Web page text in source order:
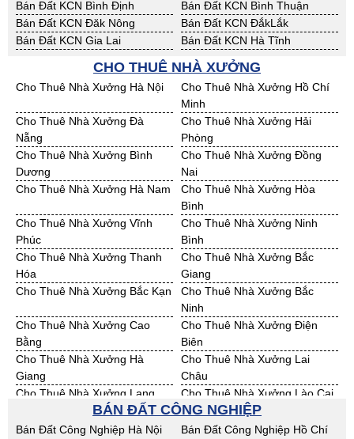
Bán Đất KCN Bình Định
Bán Đất KCN Bình Thuận
Bán Đất KCN Đăk Nông
Bán Đất KCN ĐắkLắk
Bán Đất KCN Gia Lai
Bán Đất KCN Hà Tĩnh
Bán Đất KCN Nghệ An
Bán Đất KCN Ninh Thuận
Bán Đất KCN Phú Yên
Bán Đất KCN Quảng Bình
Bán Đất KCN Quảng Nam
Bán Đất KCN Quảng Ngãi
Bán Đất KCN Bà Rịa - VT
Bán Đất KCN Cần Thơ
Bán Đất KCN An Giang
Bán Đất KCN Bạc Liêu
Bán Đất KCN Bến Tre
Bán Đất KCN Bình Phước
Bán Đất KCN Cà Mau
Bán Đất KCN Đồng Tháp
Bán Đất KCN Hậu Giang
Bán Đất KCN Kiên Giang
Bán Đất KCN Long An
Bán Đất KCN Sóc Trăng
Bán Đất KCN Tây Ninh
Bán Đất KCN Tiền Giang
Bán Đất KCN Trà Vinh
Bán Đất KCN Vĩnh Long
Bán Đất KCN Hải Dương
Bán Đất KCN Hưng Yên
Bán Đất KCN Quảng Ninh
CHO THUÊ NHÀ XƯỞNG
Cho Thuê Nhà Xưởng Hà Nội
Cho Thuê Nhà Xưởng Hồ Chí
Minh
Cho Thuê Nhà Xưởng Đà
Nẵng
Cho Thuê Nhà Xưởng Hải
Phòng
Cho Thuê Nhà Xưởng Bình
Dương
Cho Thuê Nhà Xưởng Đồng
Nai
Cho Thuê Nhà Xưởng Hà Nam
Cho Thuê Nhà Xưởng Hòa
Bình
Cho Thuê Nhà Xưởng Vĩnh
Phúc
Cho Thuê Nhà Xưởng Ninh
Bình
Cho Thuê Nhà Xưởng Thanh
Hóa
Cho Thuê Nhà Xưởng Bắc
Giang
Cho Thuê Nhà Xưởng Bắc Kạn
Cho Thuê Nhà Xưởng Bắc
Ninh
Cho Thuê Nhà Xưởng Cao
Bằng
Cho Thuê Nhà Xưởng Điện
Biên
Cho Thuê Nhà Xưởng Hà
Giang
Cho Thuê Nhà Xưởng Lai
Châu
Cho Thuê Nhà Xưởng Lạng
Cho Thuê Nhà Xưởng Lào Cai
Cho Thuê Nhà Xưởng Nam
Cho Thuê Nhà Xưởng Phú Thọ
BÁN ĐẤT CÔNG NGHIỆP
Bán Đất Công Nghiệp Hà Nội
Bán Đất Công Nghiệp Hồ Chí